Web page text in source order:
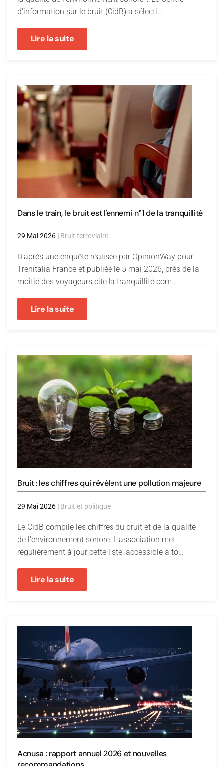
d'information sur le bruit (CidB) a sélecti…
Lire la suite
Dans le train, le bruit est l'ennemi n°1 de la tranquillité
29 Mai 2026 | Bruit ferroviaire
D'après une enquête réalisée par OpinionWay pour
Trenitalia France et publiée le 5 mai 2026, près de la
moitié des voyageurs cite la tranquillité com…
Lire la suite
Bruit : les chiffres qui révèlent une pollution majeure
29 Mai 2026 | Bruit et politique
Le CidB compile les chiffres du bruit et de la qualité
de l'environnement sonore. L'association met
régulièrement à jour cette liste, accessible à to…
Lire la suite
Acnusa : rapport annuel 2026 et nouvelles